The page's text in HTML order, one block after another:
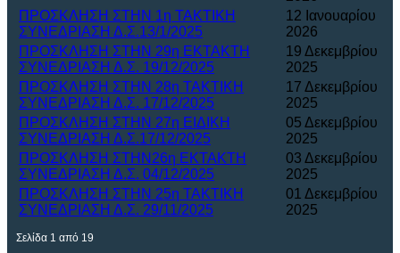
ΠΡΟΣΚΛΗΣΗ ΣΤΗΝ 1η ΤΑΚΤΙΚΗ
ΣΥΝΕΔΡΙΑΣΗ Δ.Σ.13/1/2025
12 Ιανουαρίου
2026
ΠΡΟΣΚΛΗΣΗ ΣΤΗΝ 29η ΕΚΤΑΚΤΗ
ΣΥΝΕΔΡΙΑΣΗ Δ.Σ. 19/12/2025
19 Δεκεμβρίου
2025
ΠΡΟΣΚΛΗΣΗ ΣΤΗΝ 28η ΤΑΚΤΙΚΗ
ΣΥΝΕΔΡΙΑΣΗ Δ.Σ. 17/12/2025
17 Δεκεμβρίου
2025
ΠΡΟΣΚΛΗΣΗ ΣΤΗΝ 27η ΕΙΔΙΚΗ
ΣΥΝΕΔΡΙΑΣΗ Δ.Σ.17/12/2025
05 Δεκεμβρίου
2025
ΠΡΟΣΚΛΗΣΗ ΣΤΗΝ26η ΕΚΤΑΚΤΗ
ΣΥΝΕΔΡΙΑΣΗ Δ.Σ. 04/12/2025
03 Δεκεμβρίου
2025
ΠΡΟΣΚΛΗΣΗ ΣΤΗΝ 25η ΤΑΚΤΙΚΗ
ΣΥΝΕΔΡΙΑΣΗ Δ.Σ. 29/11/2025
01 Δεκεμβρίου
2025
Σελίδα 1 από 19